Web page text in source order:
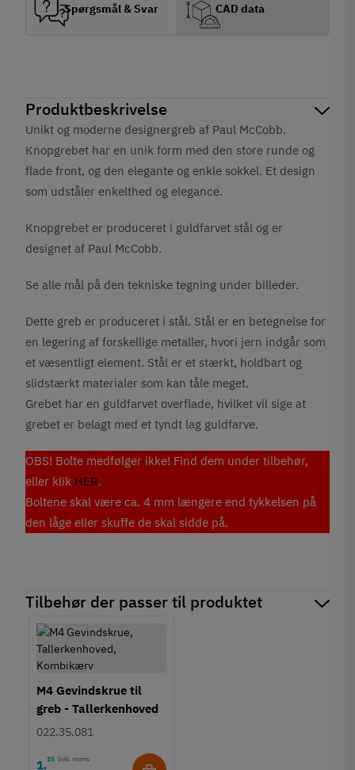
Produktbeskrivelse
Unikt og moderne designergreb af Paul McCobb.
Knopgrebet har en unik form med den store runde og
flade front, og den elegante og enkle sokkel. Et design
som udståler enkelthed og elegance.
Knopgrebet er produceret i guldfarvet stål og er
designet af Paul McCobb.
Se alle mål på den tekniske tegning under billeder.
Dette greb er produceret i stål. Stål er en betegnelse for
en legering af forskellige metaller, hvori jern indgår som
et væsentligt element. Stål er et stærkt, holdbart og
slidstærkt materialer som kan tåle meget.
Grebet har en guldfarvet overflade, hvilket vil sige at
grebet er belagt med et tyndt lag guldfarve.
OBS! Bolte medfølger ikke! Find dem under tilbehør,
eller klik HER.
Boltene skal være ca. 4 mm længere end tykkelsen på
den låge eller skuffe de skal sidde på.
Tilbehør der passer til produktet
M4 Gevindskrue til
greb - Tallerkenhoved
- Krydskærv
022.35.081
1,15 Inkl. moms
Spørgsmål & Svar CAD data